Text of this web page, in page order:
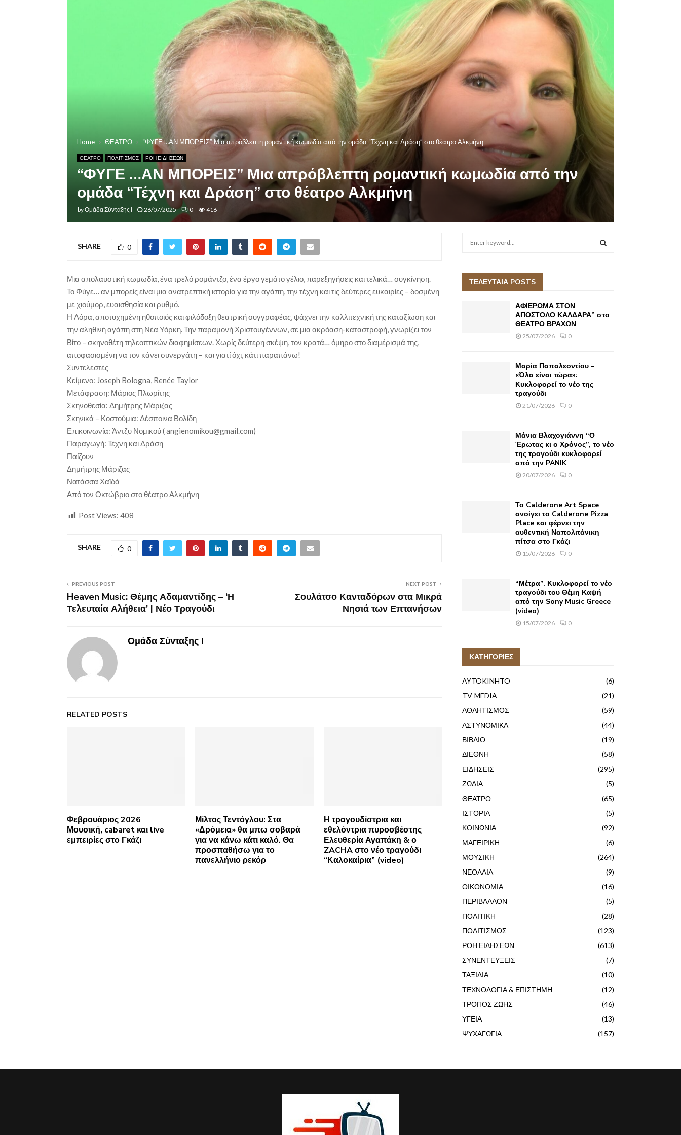
Home ΘΕΑΤΡΟ “ΦΥΓΕ …ΑΝ ΜΠΟΡΕΙΣ” Μια απρόβλεπτη ρομαντική κωμωδία από την ομάδα “Τέχνη και Δράση” στο θέατρο Αλκμήνη
ΘΕΑΤΡΟ ΠΟΛΙΤΙΣΜΟΣ ΡΟΗ ΕΙΔΗΣΕΩΝ
“ΦΥΓΕ …ΑΝ ΜΠΟΡΕΙΣ” Μια απρόβλεπτη ρομαντική κωμωδία από την
ομάδα “Τέχνη και Δράση” στο θέατρο Αλκμήνη
byΟμάδα Σύνταξης Ι 26/07/2025 0 416
SHARE 0
Μια απολαυστική κωμωδία, ένα τρελό ρομάντζο, ένα έργο γεμάτο γέλιο, παρεξηγήσεις και τελικά… συγκίνηση.
Το Φύγε… αν μπορείς είναι μια ανατρεπτική ιστορία για την αγάπη, την τέχνη και τις δεύτερες ευκαιρίες – δοσμένη
με χιούμορ, ευαισθησία και ρυθμό.
Η Λόρα, αποτυχημένη ηθοποιός και φιλόδοξη θεατρική συγγραφέας, ψάχνει την καλλιτεχνική της καταξίωση και
την αληθινή αγάπη στη Νέα Υόρκη. Την παραμονή Χριστουγέννων, σε μια ακρόαση-καταστροφή, γνωρίζει τον
Βίτο – σκηνοθέτη τηλεοπτικών διαφημίσεων. Χωρίς δεύτερη σκέψη, τον κρατά… όμηρο στο διαμέρισμά της,
αποφασισμένη να τον κάνει συνεργάτη – και γιατί όχι, κάτι παραπάνω!
Συντελεστές
Κείμενο: Joseph Bologna, Renée Taylor
Μετάφραση: Μάριος Πλωρίτης
Σκηνοθεσία: Δημήτρης Μάριζας
Σκηνικά – Κοστούμια: Δέσποινα Βολίδη
Επικοινωνία: Άντζυ Νομικού ( angienomikou@gmail.com)
Παραγωγή: Τέχνη και Δράση
Παίζουν
Δημήτρης Μάριζας
Νατάσσα Χαϊδά
Από τον Οκτώβριο στο θέατρο Αλκμήνη
Post Views: 408
SHARE 0
PREVIOUS POST
Heaven Music: Θέμης Αδαμαντίδης – ‘Η
Τελευταία Αλήθεια’ | Νέο Τραγούδι
NEXT POST
Σουλάτσο Κανταδόρων στα Μικρά
Νησιά των Επτανήσων
Ομάδα Σύνταξης Ι
RELATED POSTS
Φεβρουάριος 2026
Μουσική, cabaret και live
εμπειρίες στο Γκάζι
Μίλτος Τεντόγλου: Στα
«Δρόμεια» θα μπω σοβαρά
για να κάνω κάτι καλό. Θα
προσπαθήσω για το
πανελλήνιο ρεκόρ
Η τραγουδίστρια και
εθελόντρια πυροσβέστης
Ελευθερία Αγαπάκη & ο
ZACHA στο νέο τραγούδι
“Καλοκαίρια” (video)
h
ΤΕΛΕΥΤΑΙΑ POSTS
ΑΦΙΕΡΩΜΑ ΣΤΟΝ
ΑΠΟΣΤΟΛΟ ΚΑΛΔΑΡΑ” στο
ΘΕΑΤΡΟ ΒΡΑΧΩΝ
25/07/2026 0
Μαρία Παπαλεοντίου –
«Όλα είναι τώρα»:
Κυκλοφορεί το νέο της
τραγούδι
21/07/2026 0
Μάνια Βλαχογιάννη “Ο
Έρωτας κι ο Χρόνος”, το νέο
της τραγούδι κυκλοφορεί
από την PANIK
20/07/2026 0
Το Calderone Art Space
ανοίγει το Calderone Pizza
Place και φέρνει την
αυθεντική Ναπολιτάνικη
πίτσα στο Γκάζι
15/07/2026 0
“Μέτρα”. Κυκλοφορεί το νέο
τραγούδι του Θέμη Καψή
από την Sony Music Greece
(video)
15/07/2026 0
ΚΑΤΗΓΟΡΙΕΣ
AYTOKINHTO
(6)
TV-MEDIA
(21)
ΑΘΛΗΤΙΣΜΟΣ
(59)
ΑΣΤΥΝΟΜΙΚΑ
(44)
ΒΙΒΛΙΟ
(19)
ΔΙΕΘΝΗ
(58)
ΕΙΔΗΣΕΙΣ
(295)
ΖΩΔΙΑ
(5)
ΘΕΑΤΡΟ
(65)
ΙΣΤΟΡΙΑ
(5)
ΚΟΙΝΩΝΙΑ
(92)
ΜΑΓΕΙΡΙΚΗ
(6)
ΜΟΥΣΙΚΗ
(264)
ΝΕΟΛΑΙΑ
(9)
ΟΙΚΟΝΟΜΙΑ
(16)
ΠΕΡΙΒΑΛΛΟΝ
(5)
ΠΟΛΙΤΙΚΗ
(28)
ΠΟΛΙΤΙΣΜΟΣ
(123)
ΡΟΗ ΕΙΔΗΣΕΩΝ
(613)
ΣΥΝΕΝΤΕΥΞΕΙΣ
(7)
ΤΑΞΙΔΙΑ
(10)
ΤΕΧΝΟΛΟΓΙΑ & ΕΠΙΣΤΗΜΗ
(12)
ΤΡΟΠΟΣ ΖΩΗΣ
(46)
ΥΓΕΙΑ
(13)
ΨΥΧΑΓΩΓΙΑ
(157)